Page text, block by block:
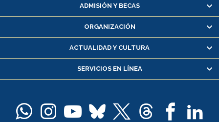
Inscripción y cambio de asignaturas
Consulta y certificado de notas
Servicio médico y dental
Pago de arancel y crédito alumnos
Docentes
ADMISIÓN Y BECAS
ORGANIZACIÓN
ACTUALIDAD Y CULTURA
SERVICIOS EN LÍNEA